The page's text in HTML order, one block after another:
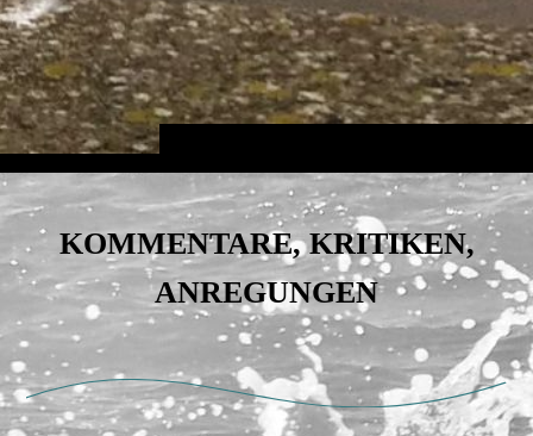
KOMMENTARE, KRITIKEN,
ANREGUNGEN